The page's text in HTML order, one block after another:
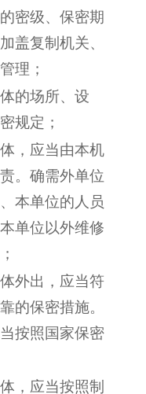
密级、保密期
盖复制机关、
理；
的场所、设
规定；
，应当由本机
。确需外单位
本单位的人员
单位以外维修
外出，应当符
的保密措施。
按照国家保密
，应当按照制